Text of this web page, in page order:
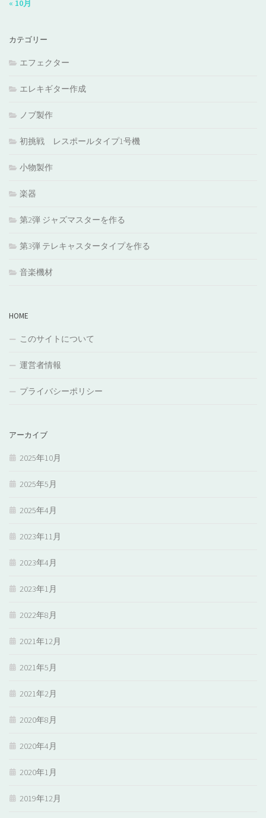
« 10月
カテゴリー
エフェクター
エレキギター作成
ノブ製作
初挑戦 レスポールタイプ1号機
小物製作
楽器
第2弾 ジャズマスターを作る
第3弾 テレキャスタータイプを作る
音楽機材
HOME
このサイトについて
運営者情報
プライバシーポリシー
アーカイブ
2025年10月
2025年5月
2025年4月
2023年11月
2023年4月
2023年1月
2022年8月
2021年12月
2021年5月
2021年2月
2020年8月
2020年4月
2020年1月
2019年12月